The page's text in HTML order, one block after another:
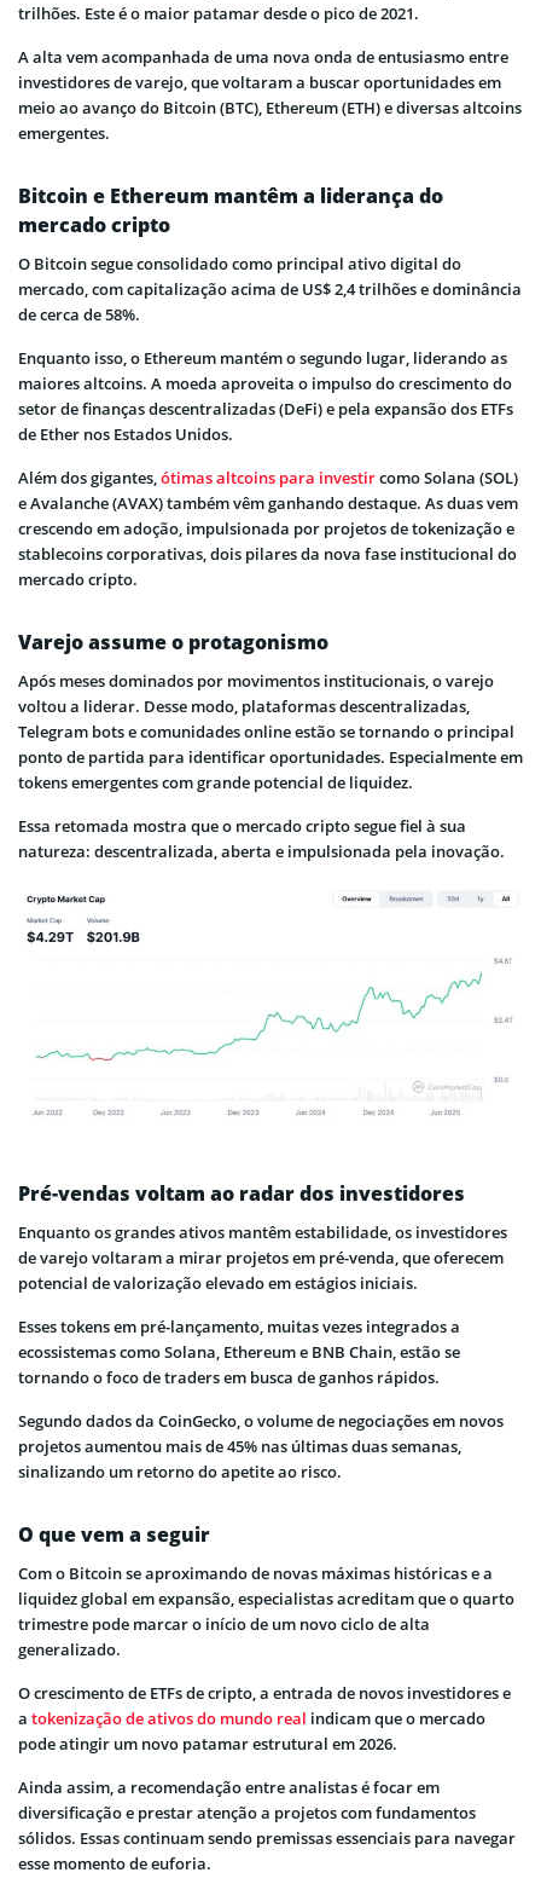
trilhões. Este é o maior patamar desde o pico de 2021.
A alta vem acompanhada de uma nova onda de entusiasmo entre
investidores de varejo, que voltaram a buscar oportunidades em
meio ao avanço do Bitcoin (BTC), Ethereum (ETH) e diversas altcoins
emergentes.
Bitcoin e Ethereum mantêm a liderança do
mercado cripto
O Bitcoin segue consolidado como principal ativo digital do
mercado, com capitalização acima de US$ 2,4 trilhões e dominância
de cerca de 58%.
Enquanto isso, o Ethereum mantém o segundo lugar, liderando as
maiores altcoins. A moeda aproveita o impulso do crescimento do
setor de finanças descentralizadas (DeFi) e pela expansão dos ETFs
de Ether nos Estados Unidos.
Além dos gigantes,ótimas altcoins para investircomo Solana (SOL)
e Avalanche (AVAX) também vêm ganhando destaque. As duas vem
crescendo em adoção, impulsionada por projetos de tokenização e
stablecoins corporativas, dois pilares da nova fase institucional do
mercado cripto.
Varejo assume o protagonismo
Após meses dominados por movimentos institucionais, o varejo
voltou a liderar. Desse modo, plataformas descentralizadas,
Telegram bots e comunidades online estão se tornando o principal
ponto de partida para identificar oportunidades. Especialmente em
tokens emergentes com grande potencial de liquidez.
Essa retomada mostra que o mercado cripto segue fiel à sua
natureza: descentralizada, aberta e impulsionada pela inovação.
Pré-vendas voltam ao radar dos investidores
Enquanto os grandes ativos mantêm estabilidade, os investidores
de varejo voltaram a mirar projetos em pré-venda, que oferecem
potencial de valorização elevado em estágios iniciais.
Esses tokens em pré-lançamento, muitas vezes integrados a
ecossistemas como Solana, Ethereum e BNB Chain, estão se
tornando o foco de traders em busca de ganhos rápidos.
Segundo dados da CoinGecko, o volume de negociações em novos
projetos aumentou mais de 45% nas últimas duas semanas,
sinalizando um retorno do apetite ao risco.
O que vem a seguir
Com o Bitcoin se aproximando de novas máximas históricas e a
liquidez global em expansão, especialistas acreditam que o quarto
trimestre pode marcar o início de um novo ciclo de alta
generalizado.
O crescimento de ETFs de cripto, a entrada de novos investidores e
a tokenização de ativos do mundo real indicam que o mercado
pode atingir um novo patamar estrutural em 2026.
Ainda assim, a recomendação entre analistas é focar em
diversificação e prestar atenção a projetos com fundamentos
sólidos. Essas continuam sendo premissas essenciais para navegar
esse momento de euforia.